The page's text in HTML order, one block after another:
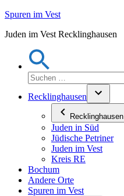
Zum
springen
Spuren im Vest
Juden im Vest Recklinghausen
Suchen
nach:
Recklinghausen
Recklinghausen
Juden in Süd
Jüdische Petriner
Juden im Vest
Kreis RE
Bochum
Andere Orte
Spuren im Vest